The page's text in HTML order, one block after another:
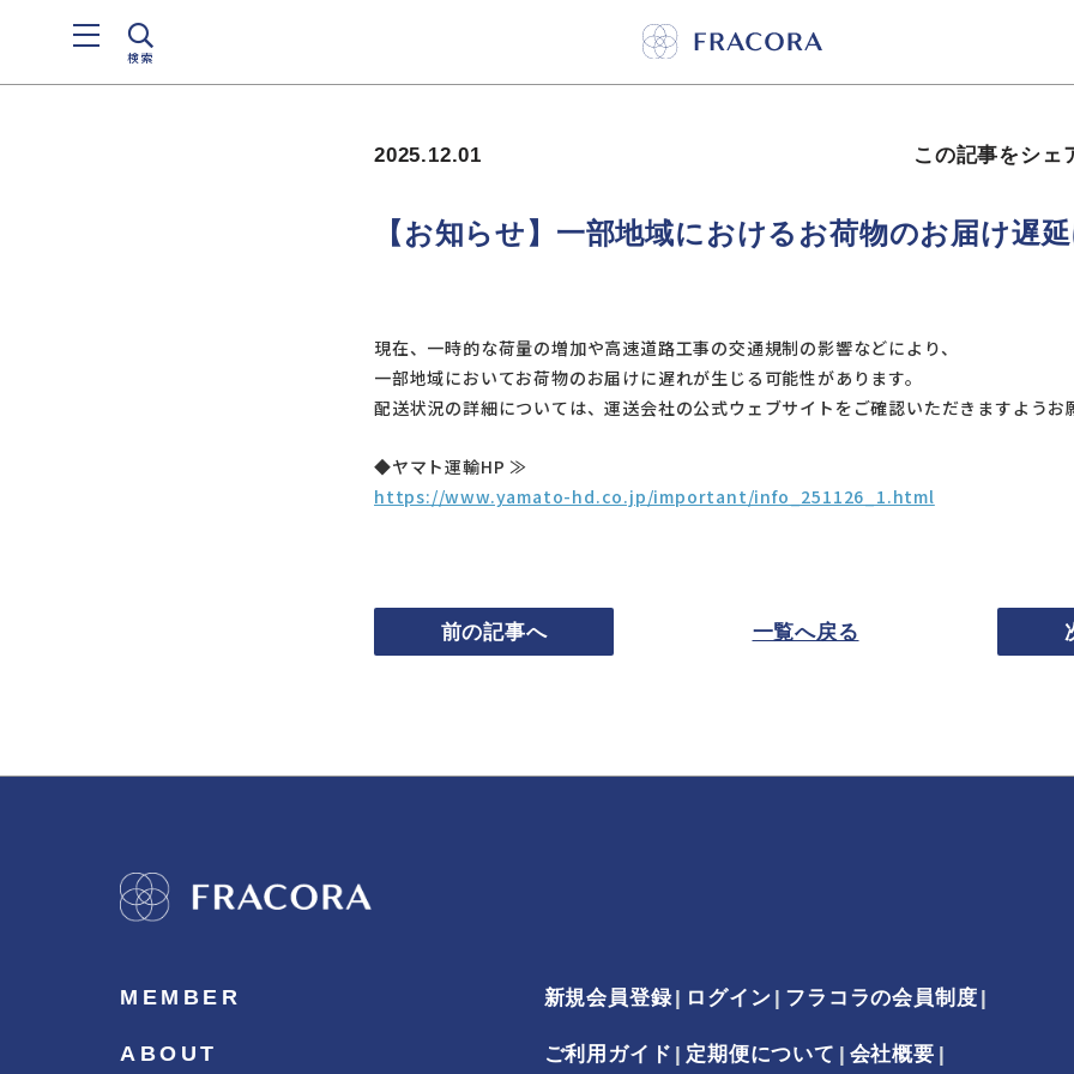
検索
2025.12.01 この記事をシェ
【お知らせ】一部地域におけるお荷物のお届け遅
現在、一時的な荷量の増加や高速道路工事の交通規制の影響などにより、
一部地域においてお荷物のお届けに遅れが生じる可能性があります。
配送状況の詳細については、運送会社の公式ウェブサイトをご確認いただきますようお
◆ヤマト運輸HP ≫
https://www.yamato-hd.co.jp/important/info_251126_1.html
前の記事へ 一覧へ戻る
MEMBER 新規会員登録 ログイン フラコラの会員制度
ABOUT ご利用ガイド 定期便について 会社概要